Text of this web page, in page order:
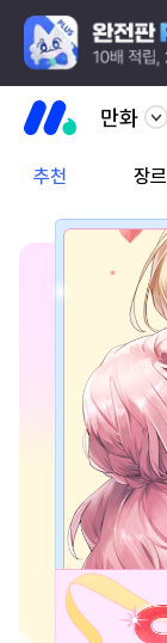
만화
추천 장르